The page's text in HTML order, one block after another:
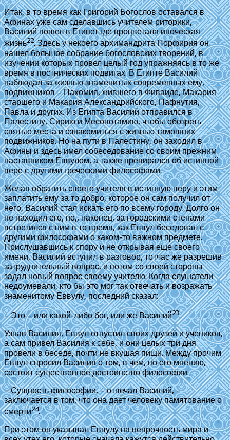
Итак, в то время как Григорий Богослов оставался в
Афинах уже сам сделавшись учителем риторики,
Василий пошел в Египет где процветала иноческая
жизнь22. Здесь у некоего архимандрита Порфирия он
нашел большое собрание богословских творений, в
изучении которых провел целый год упражняясь в то же
время в постнических подвигах. В Египте Василий
наблюдал за жизнью знаменитых современных ему,
подвижников – Пахомия, жившего в Фиваиде, Макария
старшего и Макария Александрийского, Пафнутия,
Павла и других. Из Египта Василий отправился в
Палестину, Сирию и Месопотамию, чтобы обозреть
святые места и ознакомиться с жизнью тамошних
подвижников. Но на пути в Палестину, он заходил в
Афины и здесь имел собеседование со своим прежним
наставником Еввулом, а также препирался об истинной
вере с другими греческими философами.
Желая обратить своего учителя в истинную веру и этим
заплатить ему за то добро, которое он сам получил от
него, Василий стал искать его по всему городу. Долго он
не находил его, но,, наконец, за городскими стенами
встретился с ним в то время, как Еввул беседовал с
другими философами о каком-то важном предмете.
Прислушавшись к спору и не открывая еще своего
имени, Василий вступил в разговор, тотчас же разрешив
затруднительный вопрос, и потом со своей стороны
задал новый вопрос своему учителю. Когда слушатели
недоумевали, кто бы это мог так отвечать и возражать
знаменитому Еввулу, последний сказал:
– Это – или какой-либо бог, или же Василий23.
Узнав Василия, Еввул отпустил своих друзей и учеников,
а сам привел Василия к себе, и они целых три дня
провели в беседе, почти не вкушая пищи. Между прочим
Еввул спросил Василия о том, в чем, по его мнению,
состоит существенное достоинство философии.
– Сущность философии, – отвечал Василий, –
заключается в том, что она дает человеку памятование о
смерти24.
При этом он указывал Еввулу на непрочность мира и